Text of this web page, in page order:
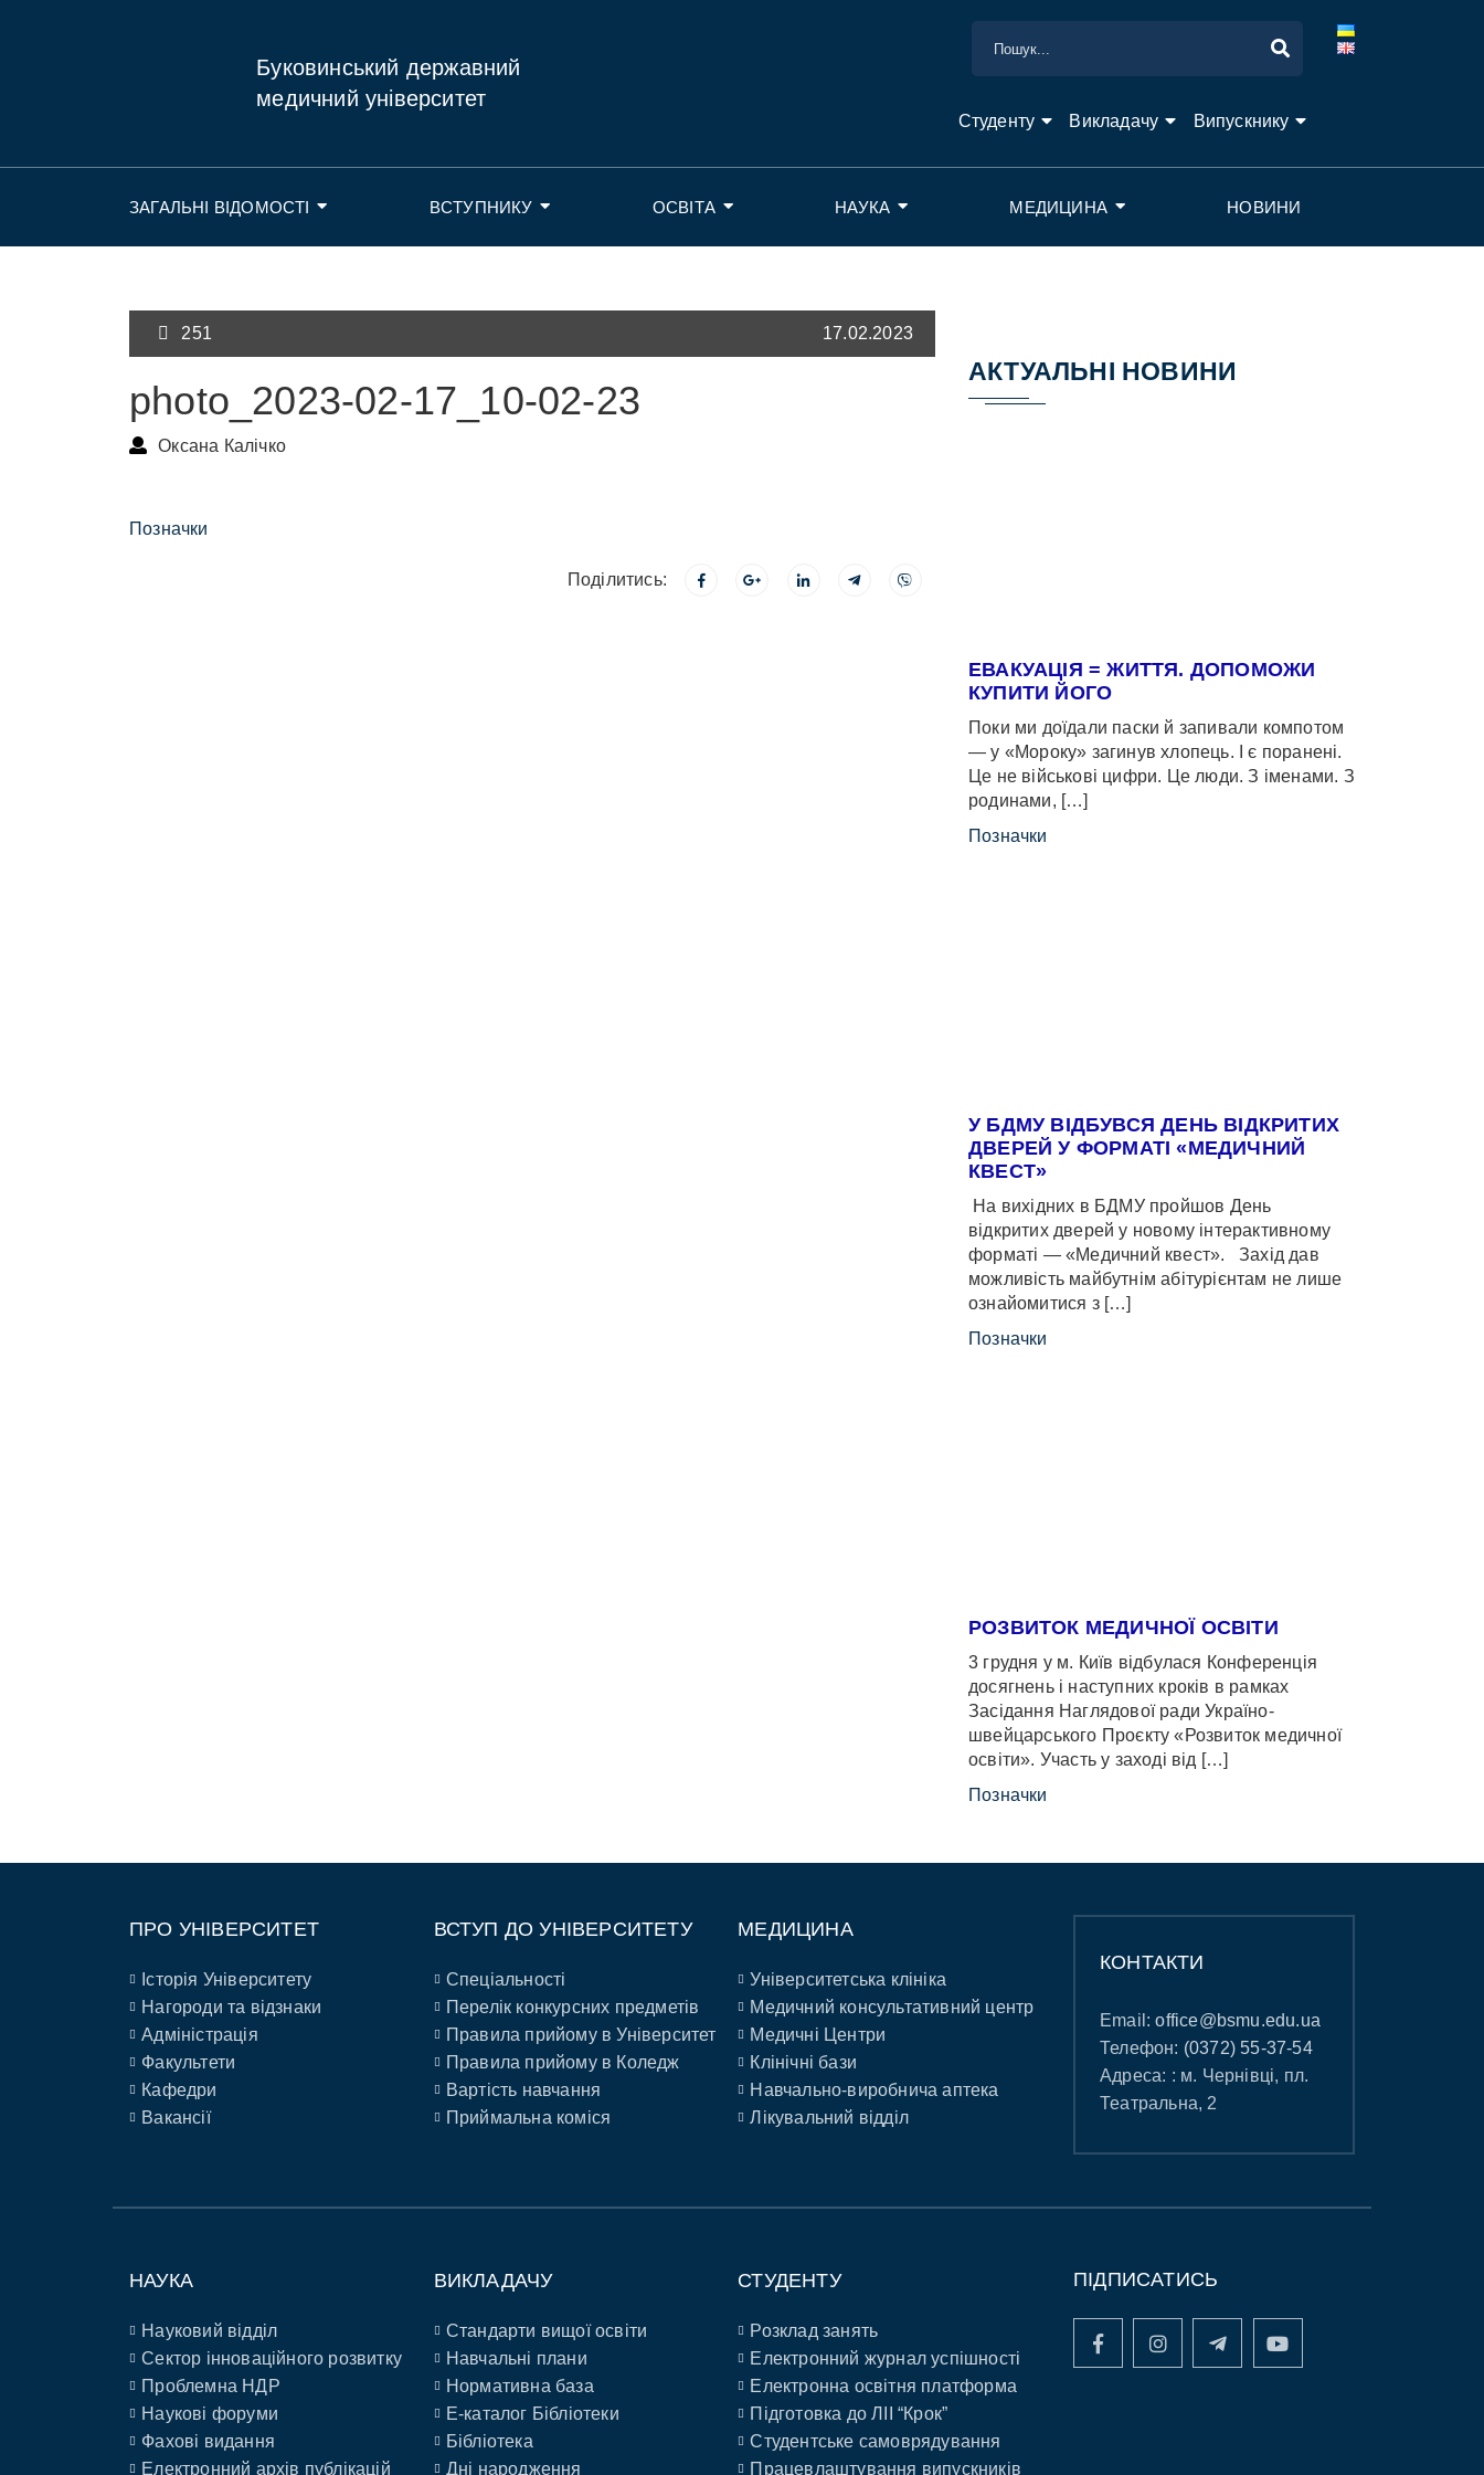
Буковинський державний
медичний університет
Студенту Викладачу Випускнику
ЗАГАЛЬНІ ВІДОМОСТІ ВСТУПНИКУ ОСВІТА НАУКА МЕДИЦИНА НОВИНИ
251 17.02.2023
photo_2023-02-17_10-02-23
Оксана Калічко
Позначки
Поділитись:
АКТУАЛЬНІ НОВИНИ
ЕВАКУАЦІЯ = ЖИТТЯ. ДОПОМОЖИ
КУПИТИ ЙОГО
Поки ми доїдали паски й запивали компотом
— у «Мороку» загинув хлопець. І є поранені.
Це не військові цифри. Це люди. З іменами. З
родинами, […]
Позначки
У БДМУ ВІДБУВСЯ ДЕНЬ ВІДКРИТИХ
ДВЕРЕЙ У ФОРМАТІ «МЕДИЧНИЙ
КВЕСТ»
На вихідних в БДМУ пройшов День
відкритих дверей у новому інтерактивному
форматі — «Медичний квест». Захід дав
можливість майбутнім абітурієнтам не лише
ознайомитися з […]
Позначки
РОЗВИТОК МЕДИЧНОЇ ОСВІТИ
3 грудня у м. Київ відбулася Конференція
досягнень і наступних кроків в рамках
Засідання Наглядової ради Україно-
швейцарського Проєкту «Розвиток медичної
освіти». Участь у заході від […]
Позначки
ПРО УНІВЕРСИТЕТ
Історія Університету
Нагороди та відзнаки
Адміністрація
Факультети
Кафедри
Вакансії
ВСТУП ДО УНІВЕРСИТЕТУ
Спеціальності
Перелік конкурсних предметів
Правила прийому в Університет
Правила прийому в Коледж
Вартість навчання
Приймальна коміся
МЕДИЦИНА
Університетська клініка
Медичний консультативний центр
Медичні Центри
Клінічні бази
Навчально-виробнича аптека
Лікувальний відділ
КОНТАКТИ
Email:office@bsmu.edu.ua
Телефон: (0372) 55-37-54
Адреса: : м. Чернівці, пл.
Театральна, 2
НАУКА
Науковий відділ
Сектор інноваційного розвитку
Проблемна НДР
Наукові форуми
Фахові видання
Електронний архів публікацій
ВИКЛАДАЧУ
Стандарти вищої освіти
Навчальні плани
Нормативна база
E-каталог Бібліотеки
Бібліотека
Дні народження
СТУДЕНТУ
Розклад занять
Електронний журнал успішності
Електронна освітня платформа
Підготовка до ЛІІ “Крок”
Студентське самоврядування
Працевлаштування випускників
ПІДПИСАТИСЬ